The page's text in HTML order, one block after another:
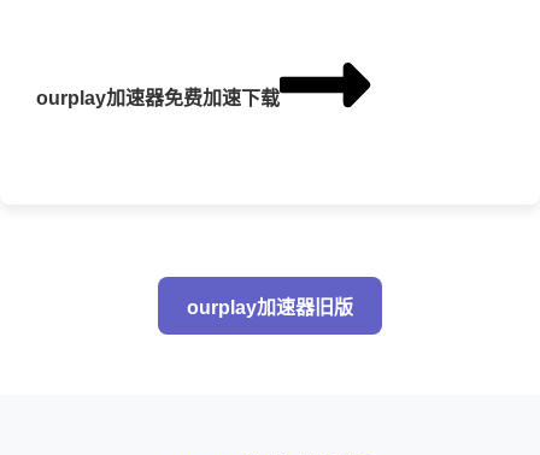
ourplay加速器免费加速下载
ourplay加速器旧版